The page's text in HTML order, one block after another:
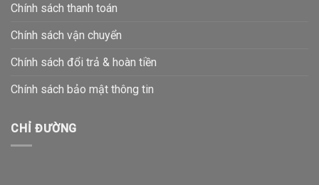
Chính sách thanh toán
Chính sách vận chuyển
Chính sách đổi trả & hoàn tiền
Chính sách bảo mật thông tin
CHỈ ĐƯỜNG